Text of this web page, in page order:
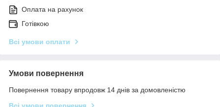
Оплата на рахунок
Готівкою
Всі умови оплати
Умови повернення
Повернення товару впродовж 14 днів за домовленістю